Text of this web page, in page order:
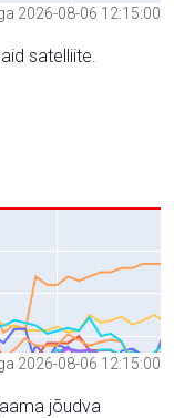
2026-08-06 12:15:00
satelliite.
2026-08-06 12:15:00
jõudva